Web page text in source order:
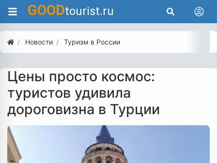
GOODtourist.ru
Новости Туризм в России
Цены просто космос:
туристов удивила
дороговизна в Турции